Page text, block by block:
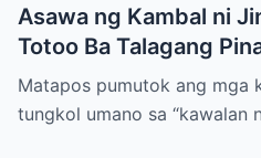
Asawa ng Kambal ni
Totoo Ba Talagang
Pacquiao ang Anak na
Matapos pumutok ang mga
tungkol umano sa “kawalan